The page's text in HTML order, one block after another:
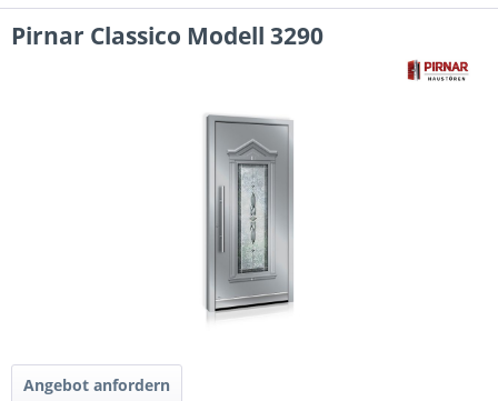
Pirnar Classico Modell 3290
Angebot anfordern